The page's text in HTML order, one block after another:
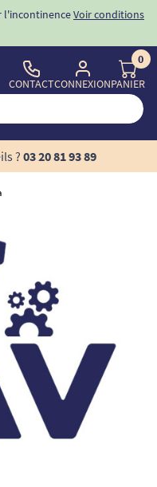
l'incontinenceVoir conditions
CONTACTCONNEXION
0
PANIER
? 03 20 81 93 89